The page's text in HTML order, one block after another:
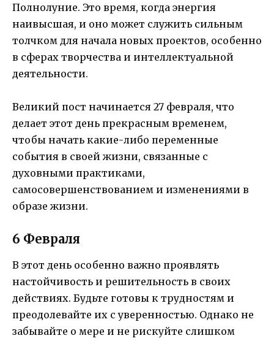
Полнолуние. Это время, когда энергия
наивысшая, и оно может служить сильным
толчком для начала новых проектов, особенно
в сферах творчества и интеллектуальной
деятельности.
Великий пост начинается 27 февраля, что
делает этот день прекрасным временем,
чтобы начать какие-либо переменные
события в своей жизни, связанные с
духовными практиками,
самосовершенствованием и изменениями в
образе жизни.
6 Февраля
В этот день особенно важно проявлять
настойчивость и решительность в своих
действиях. Будьте готовы к трудностям и
преодолевайте их с уверенностью. Однако не
забывайте о мере и не рискуйте слишком